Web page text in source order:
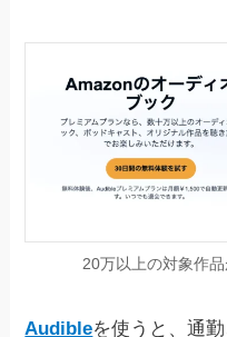
20万以上の対象作
Audibleを使うと、通